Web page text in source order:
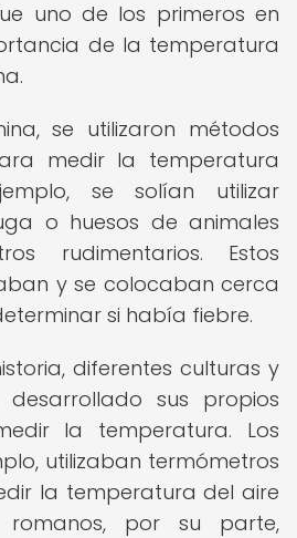
uno de los primeros en
de la temperatura
se utilizaron métodos
medir la temperatura
se solían utilizar
o huesos de animales
rudimentarios. Estos
y se colocaban cerca
si había fiebre.
diferentes culturas y
desarrollado sus propios
la temperatura. Los
utilizaban termómetros
la temperatura del aire
por su parte,